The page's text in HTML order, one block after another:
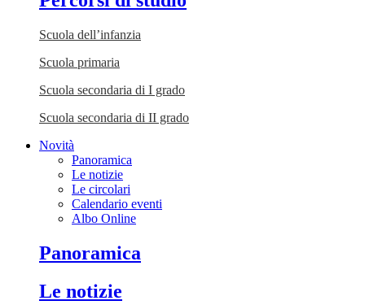
Scuola dell’infanzia
Scuola primaria
Scuola secondaria di I grado
Scuola secondaria di II grado
Novità
Panoramica
Le notizie
Le circolari
Calendario eventi
Albo Online
Panoramica
Le notizie